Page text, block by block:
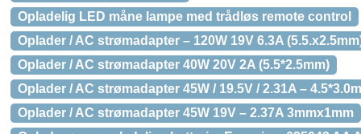
Opladelig LED måne lampe med trådløs remote control
Oplader / AC strømadapter – 120W 19V 6.3A
Oplader / AC strømadapter 40W 20V 2A (5.5*2.5mm)
Oplader / AC strømadapter 45W / 19.5V / 2.31A –
Oplader / AC strømadapter 45W 19V – 2.37A 3mmx1mm